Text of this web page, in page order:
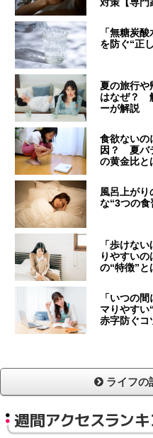
「無糖炭
を防ぐ“正
夏の旅行や
はなぜ？
ーが解説
食欲ない
因？ 夏バ
の黄金比と
風呂上が
な“3つの
「歩けな
りやすい
の“特徴”と
「いつの
マりやす
赤字防ぐコ
ライフの
週間アクセスラン